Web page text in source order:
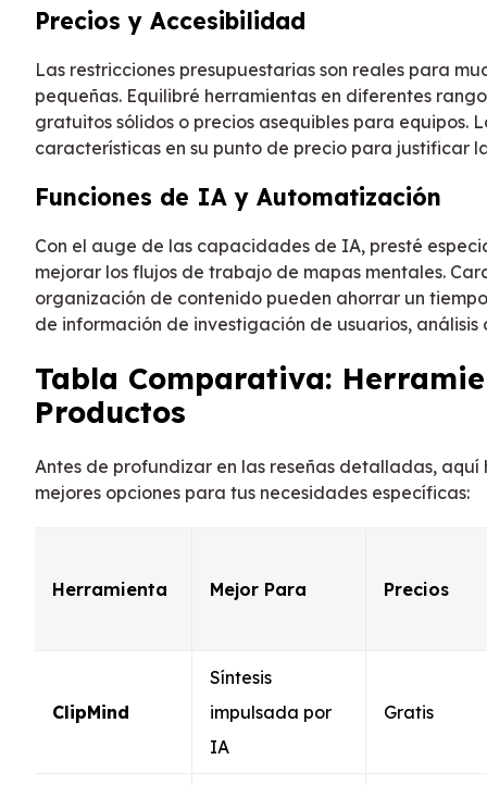
Precios y Accesibilidad
Las restricciones presupuestarias son reales para
pequeñas. Equilibré herramientas en diferentes
gratuitos sólidos o precios asequibles para
características en su punto de precio para justificar
Funciones de IA y Automatización
Con el auge de las capacidades de IA, presté
mejorar los flujos de trabajo de mapas mentales.
organización de contenido pueden ahorrar un
de información de investigación de usuarios,
Tabla Comparativa:
Productos
Antes de profundizar en las reseñas detalladas,
mejores opciones para tus necesidades específicas:
Herramienta Mejor Para Precios
ClipMind
Síntesis
impulsada por
IA
Gratis